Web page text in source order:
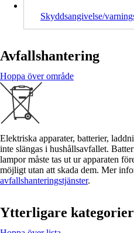
Skyddsangivelse/
Avfallshantering
Hoppa över område
Elektriska apparater, batterier,
inte slängas i hushållsavfallet.
lampor måste tas ut ur apparaten
möjligt utan att skada dem. Mer
avfallshanteringstjänster.
Ytterligare kategorier